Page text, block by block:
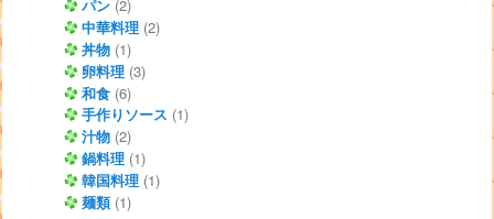
パン (2)
中華料理 (2)
丼物 (1)
卵料理 (3)
和食 (6)
手作りソース (1)
汁物 (2)
鍋料理 (1)
韓国料理 (1)
麺類(1)